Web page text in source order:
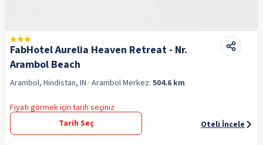
FabHotel Aurelia Heaven Retreat - Nr.
Arambol Beach
Arambol, Hindistan, IN · ArambolMerkez: 504.6 km
Fiyatı görmek için tarih seçiniz
Tarih Seç
Oteli İncele